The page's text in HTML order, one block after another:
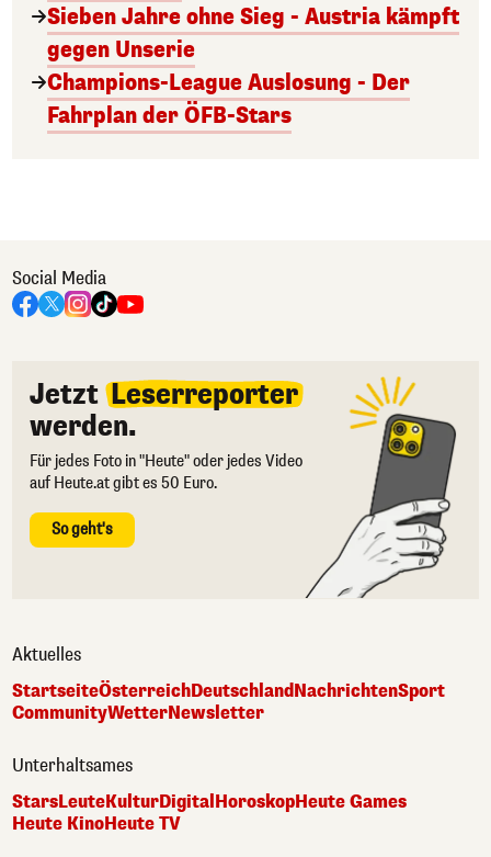
Sieben Jahre ohne Sieg - Austria kämpft
gegen Unserie
Champions-League Auslosung - Der
Fahrplan der ÖFB-Stars
Social Media
Jetzt Leserreporter
werden.
Für jedes Foto in "Heute" oder jedes Video
auf Heute.at gibt es 50 Euro.
So geht's
Aktuelles
StartseiteÖsterreichDeutschlandNachrichtenSport
CommunityWetterNewsletter
Unterhaltsames
StarsLeuteKulturDigital HoroskopHeute Games
Heute KinoHeute TV